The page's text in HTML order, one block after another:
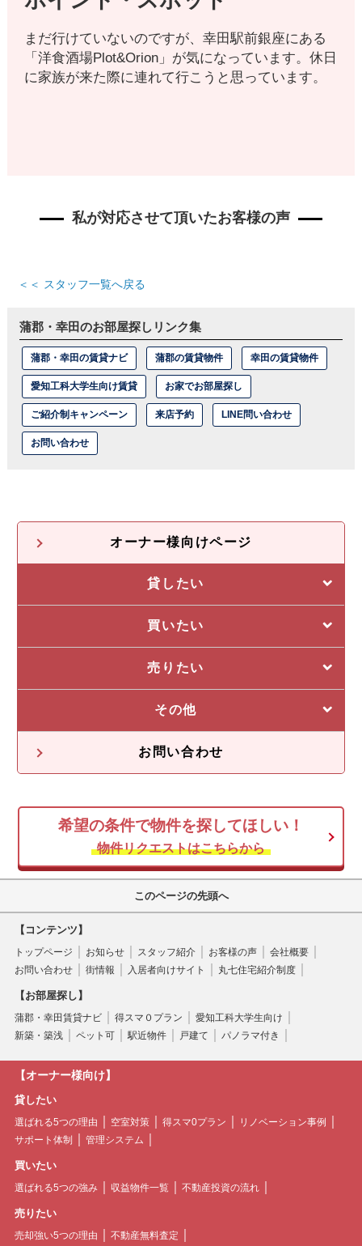
まだ行けていないのですが、幸田駅前銀座にある
「洋食酒場Plot&Orion」が気になっています。休日
に家族が来た際に連れて行こうと思っています。
私が対応させて頂いたお客様の声
＜＜ スタッフ一覧へ戻る
蒲郡・幸田のお部屋探しリンク集
蒲郡・幸田の賃貸ナビ 蒲郡の賃貸物件 幸田の賃貸物件
愛知工科大学生向け賃貸 お家でお部屋探し
ご紹介制キャンペーン 来店予約 LINE問い合わせ
お問い合わせ
オーナー様向けページ
貸したい
選ばれる5つの理由
管理システム
買いたい
私たちの5つの強み
収益物件一覧
不動産投資の流れ
売りたい
売却に強い5つの理由
不動産無料査定
その他
オーナー様の声
空き家
お問い合わせ
希望の条件で物件を探してほしい！
物件リクエストはこちらから
このページの先頭へ
【コンテンツ】
トップページ お知らせ スタッフ紹介 お客様の声
会社概要
お問い合わせ
街情報 入居者向けサイト 丸七住宅紹介制度
【お部屋探し】
蒲郡・幸田賃貸ナビ 得スマ０プラン
愛知工科大学生向け
新築・築浅
ペット可 駅近物件 戸建て パノラマ付き
【オーナー様向け】
貸したい
選ばれる5つの理由 空室対策 得スマ0プラン
リノベーション事例
サポート体制
管理システム
買いたい
選ばれる5つの強み 収益物件一覧 不動産投資の流れ
売りたい
売却強い5つの理由 不動産無料査定